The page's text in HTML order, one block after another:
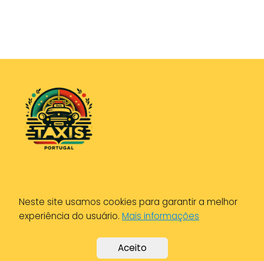
Política de Privacidade
Política de Cookies
Neste site usamos cookies para garantir a melhor
experiência do usuário. Mais informações
Aceito